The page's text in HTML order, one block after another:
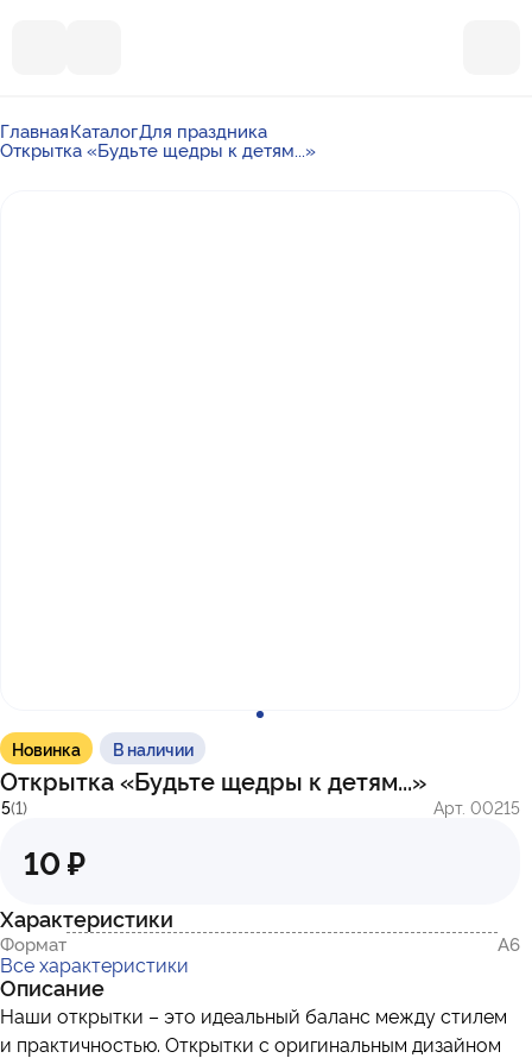
ГлавнаяКаталогДля праздника
Открытка «Будьте щедры к детям...»
Новинка В наличии
Открытка «Будьте щедры к детям...»
5(1) Арт. 00215
Характеристики
Формат А6
Все характеристики
Описание
Наши открытки – это идеальный баланс между стилем
и практичностью. Открытки с оригинальным дизайном
10 ₽